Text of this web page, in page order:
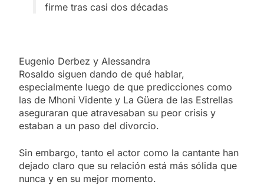
firme tras casi dos décadas
Eugenio Derbez y Alessandra
Rosaldo siguen dando de qué hablar,
especialmente luego de que predicciones como
las de Mhoni Vidente y La Güera de las Estrellas
aseguraran que atravesaban su peor crisis y
estaban a un paso del divorcio.
Sin embargo, tanto el actor como la cantante han
dejado claro que su relación está más sólida que
nunca y en su mejor momento.